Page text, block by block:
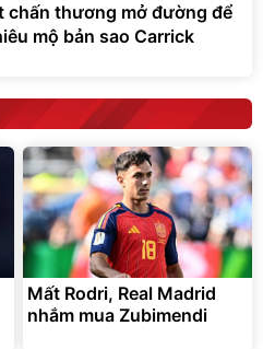
chấn thương mở đường để
mộ bản sao Carrick
Mất Rodri, Real Madrid
nhắm mua Zubimendi